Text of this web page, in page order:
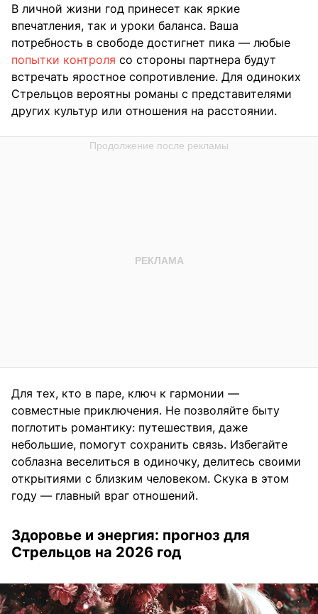
В личной жизни год принесет как яркие
впечатления, так и уроки баланса. Ваша
потребность в свободе достигнет пика — любые
попытки контроля со стороны партнера будут
встречать яростное сопротивление. Для одиноких
Стрельцов вероятны романы с представителями
других культур или отношения на расстоянии.
Для тех, кто в паре, ключ к гармонии —
совместные приключения. Не позволяйте быту
поглотить романтику: путешествия, даже
небольшие, помогут сохранить связь. Избегайте
соблазна веселиться в одиночку, делитесь своими
открытиями с близким человеком. Скука в этом
году — главный враг отношений.
Здоровье и энергия: прогноз для
Стрельцов на 2026 год